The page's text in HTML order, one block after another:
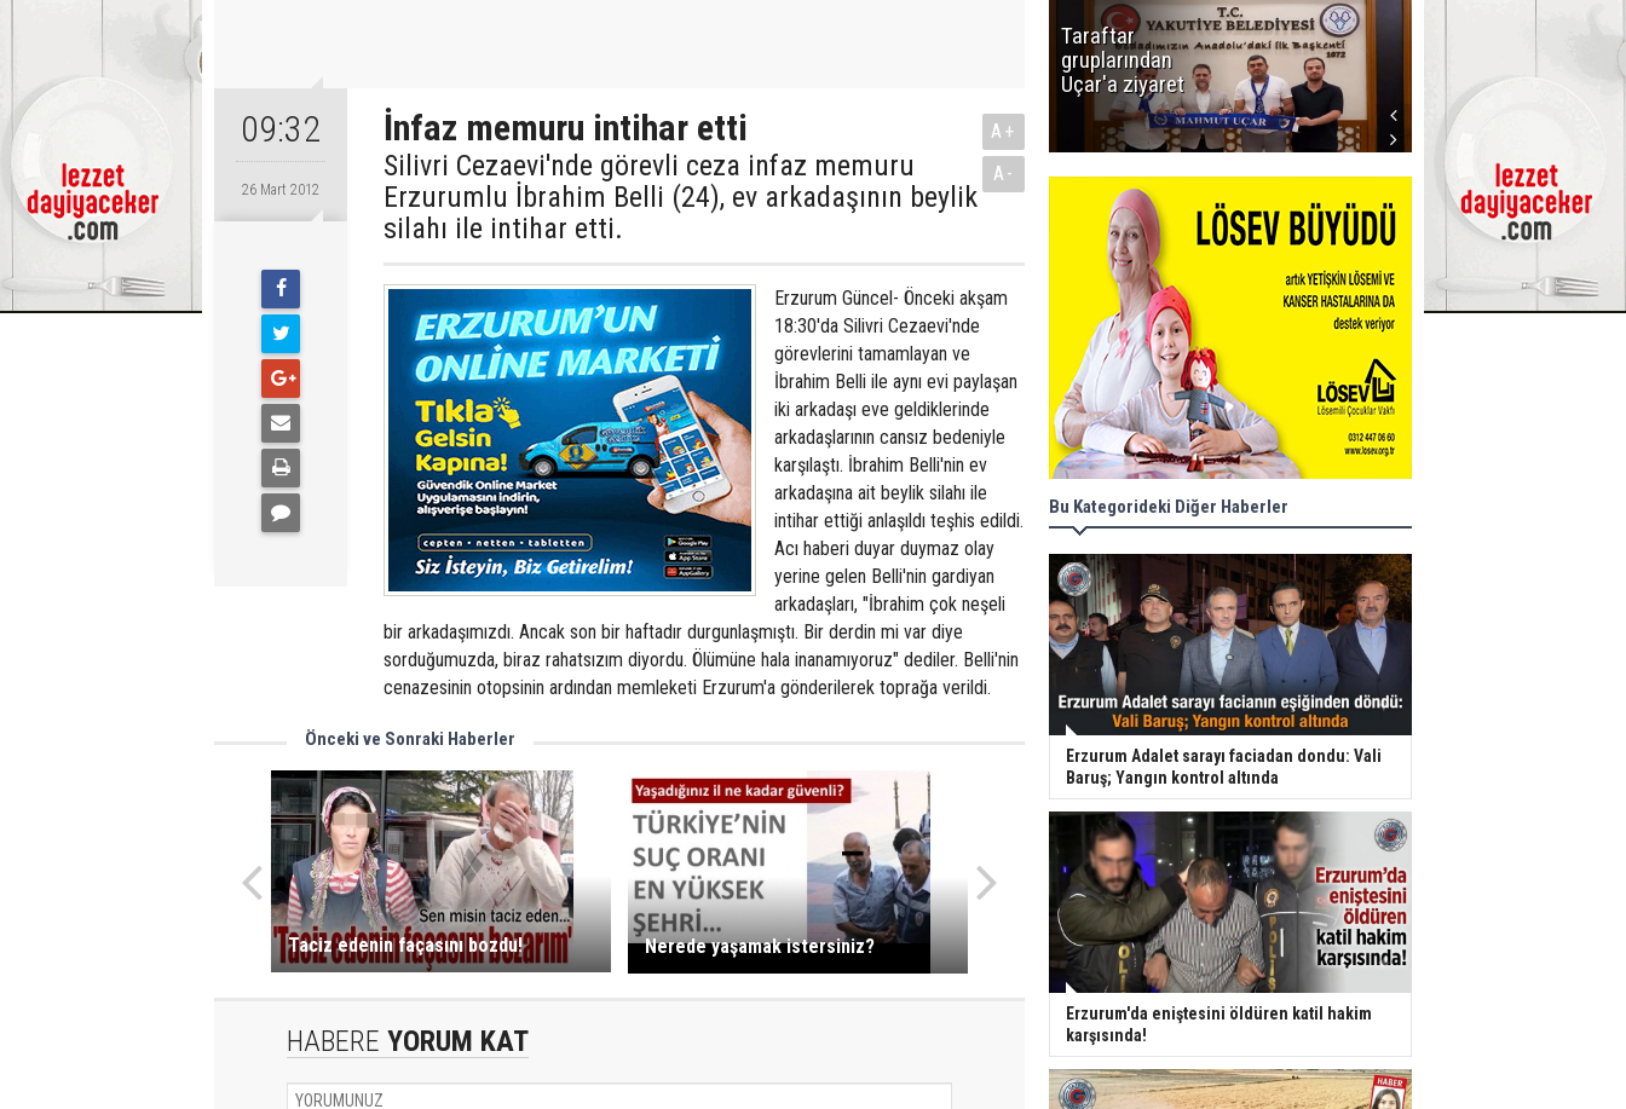
09:32
26 Mart 2012
İnfaz memuru intihar etti
Silivri Cezaevi'nde görevli ceza infaz memuru
Erzurumlu İbrahim Belli (24), ev arkadaşının beylik
silahı ile intihar etti.
A+
A-
Erzurum Güncel- Önceki akşam
18:30'da Silivri Cezaevi'nde
görevlerini tamamlayan ve
İbrahim Belli ile aynı evi paylaşan
iki arkadaşı eve geldiklerinde
arkadaşlarının cansız bedeniyle
karşılaştı. İbrahim Belli'nin ev
arkadaşına ait beylik silahı ile
intihar ettiği anlaşıldı teşhis edildi.
Acı haberi duyar duymaz olay
yerine gelen Belli'nin gardiyan
arkadaşları, "İbrahim çok neşeli
bir arkadaşımızdı. Ancak son bir haftadır durgunlaşmıştı. Bir derdin mi var diye
sorduğumuzda, biraz rahatsızım diyordu. Ölümüne hala inanamıyoruz" dediler. Belli'nin
cenazesinin otopsinin ardından memleketi Erzurum'a gönderilerek toprağa verildi.
Önceki ve Sonraki Haberler
Taciz edenin façasını bozdu! Nerede yaşamak istersiniz?
HABERE YORUM KAT
Taraftar
gruplarından
Uçar'a ziyaret
başlıyor! İlk
düdük Bolu'da
çalacak
Bu Kategorideki Diğer Haberler
Erzurum Adalet sarayı faciadan dondu: Vali
Baruş; Yangın kontrol altında
Erzurum'da eniştesini öldüren katil hakim
karşısında!